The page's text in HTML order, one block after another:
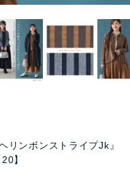
リンボンストライプJk』
】